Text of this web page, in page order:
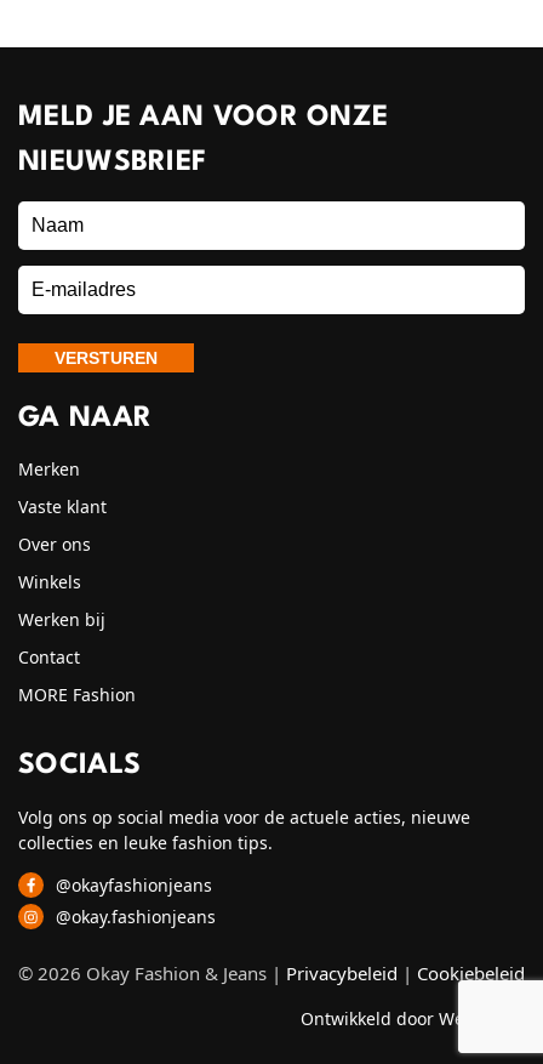
MELD JE AAN VOOR ONZE
NIEUWSBRIEF
GA NAAR
Merken
Vaste klant
Over ons
Winkels
Werken bij
Contact
MORE Fashion
SOCIALS
Volg ons op social media voor de actuele acties, nieuwe
collecties en leuke fashion tips.
@okayfashionjeans
@okay.fashionjeans
© 2026 Okay Fashion & Jeans | Privacybeleid | Cookiebeleid
Ontwikkeld door Webzuiver